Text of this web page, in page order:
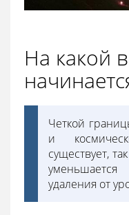
На какой
Четкой
и
существует,
удаления от